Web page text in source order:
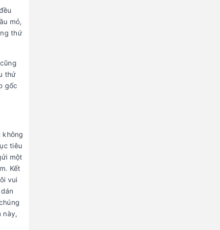
mỏ,
thứ
thứ
gốc
không
tiêu
một
Kết
vui
này,